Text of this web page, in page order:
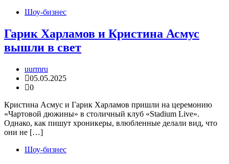
Шоу-бизнес
Гарик Харламов и Кристина Асмус
вышли в свет
uurmru
05.05.2025
0
Кристина Асмус и Гарик Харламов пришли на церемонию
«Чартовой дюжины» в столичный клуб «Stadium Live».
Однако, как пишут хроникеры, влюбленные делали вид, что
они не […]
Шоу-бизнес